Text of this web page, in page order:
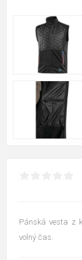
Pánská vesta z
volný čas.